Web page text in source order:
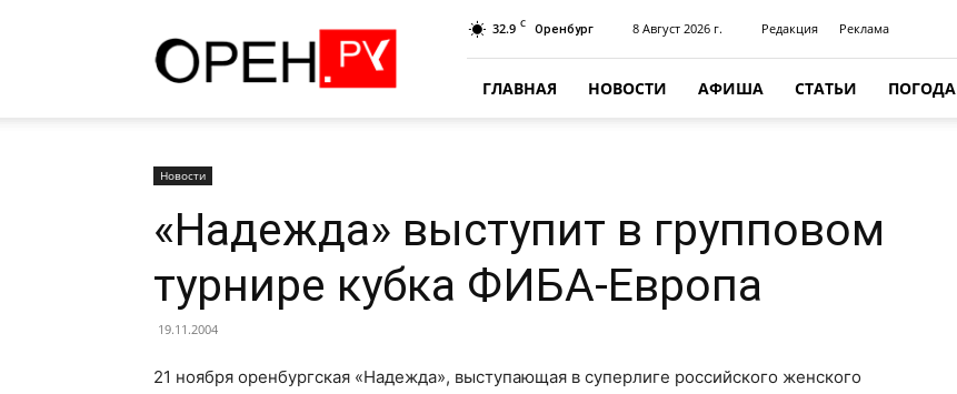
32.9 C Оренбург 8 Август 2026 г. Редакция Реклама
ГЛАВНАЯ НОВОСТИ АФИША СТАТЬИ ПОГОДА
Новости
«Надежда» выступит в групповом
турнире кубка ФИБА-Европа
19.11.2004
21 ноября оренбургская «Надежда», выступающая в суперлиге российского женского